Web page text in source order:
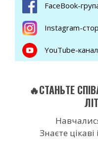
FaceBook-
Instagram-
YouTube-канал
🔥СТАНЬТЕ
Знаєте